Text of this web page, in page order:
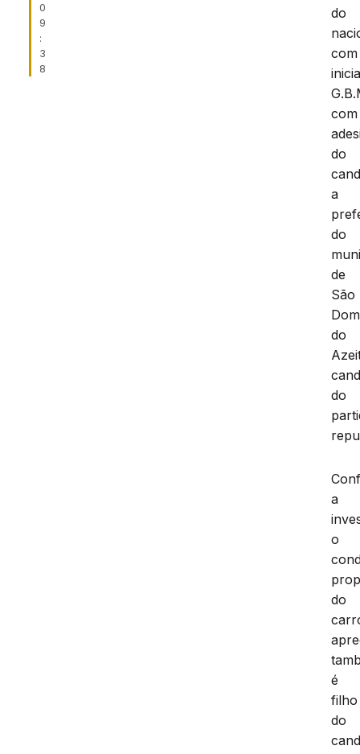
0
9
:
3
8
do
com
com
do
a
do
de
São
do
do
a
o
do
é
filho
do